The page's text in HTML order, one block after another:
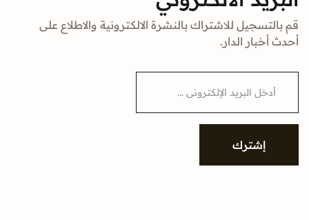
قم بالتسجيل للاشتراك بالنشرة الالكترونية والاطلاع على
أحدث أخبار الدار.
i
إشترك